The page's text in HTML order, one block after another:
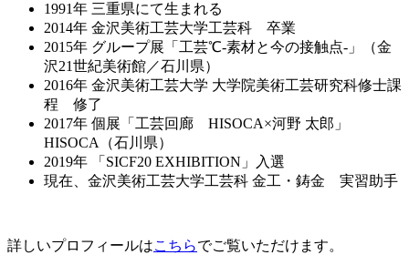
1991年 三重県にて生まれる
2014年 金沢美術工芸大学工芸科 卒業
2015年 グループ展「工芸℃-素材と今の接触点-」（金
沢21世紀美術館／石川県）
2016年 金沢美術工芸大学 大学院美術工芸研究科修士課
程 修了
2017年 個展「工芸回廊 HISOCA×河野 太郎」
HISOCA（石川県）
2019年 「SICF20 EXHIBITION」入選
現在、金沢美術工芸大学工芸科 金工・鋳金 実習助手
詳しいプロフィールはこちらでご覧いただけます。